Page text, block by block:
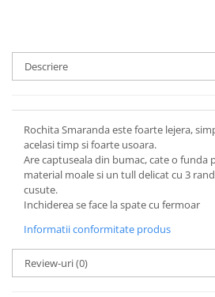
Descriere
Rochita Smaranda este foarte lejera,
acelasi timp si foarte usoara.
Are captuseala din bumac, cate o funda
material moale si un tull delicat cu 3
cusute.
Inchiderea se face la spate cu fermoar
Informatii conformitate produs
Review-uri(0)